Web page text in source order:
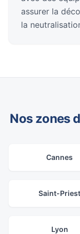
assurer la
la
Nos zones
Cannes
Saint-Priest
Lyon